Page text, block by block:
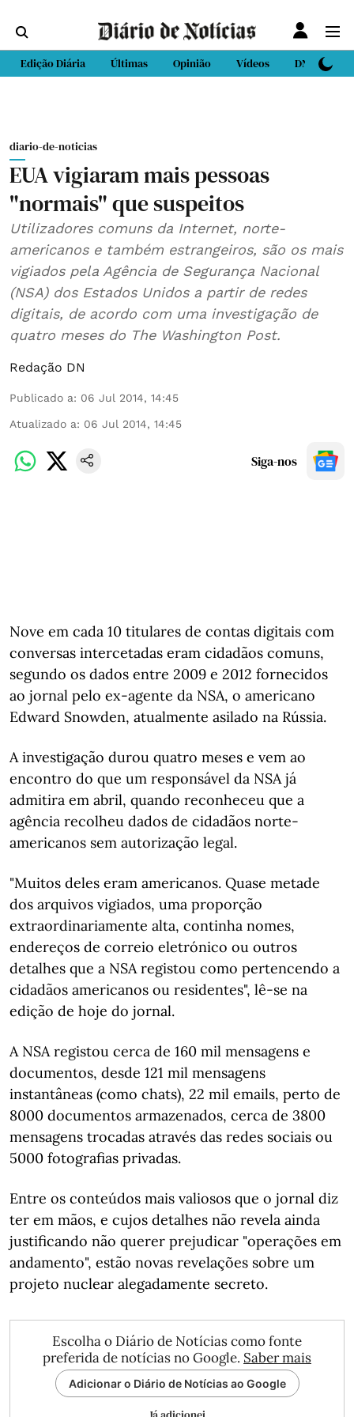
Edição Diária Últimas Opinião Vídeos DN Sport
diario-de-noticias
EUA vigiaram mais pessoas
"normais" que suspeitos
Utilizadores comuns da Internet, norte-
americanos e também estrangeiros, são os mais
vigiados pela Agência de Segurança Nacional
(NSA) dos Estados Unidos a partir de redes
digitais, de acordo com uma investigação de
quatro meses do The Washington Post.
Redação DN
Publicado a: 06 Jul 2014, 14:45
Atualizado a: 06 Jul 2014, 14:45
Siga-nos
Nove em cada 10 titulares de contas digitais com
conversas intercetadas eram cidadãos comuns,
segundo os dados entre 2009 e 2012 fornecidos
ao jornal pelo ex-agente da NSA, o americano
Edward Snowden, atualmente asilado na Rússia.
A investigação durou quatro meses e vem ao
encontro do que um responsável da NSA já
admitira em abril, quando reconheceu que a
agência recolheu dados de cidadãos norte-
americanos sem autorização legal.
"Muitos deles eram americanos. Quase metade
dos arquivos vigiados, uma proporção
extraordinariamente alta, continha nomes,
endereços de correio eletrónico ou outros
detalhes que a NSA registou como pertencendo a
cidadãos americanos ou residentes", lê-se na
edição de hoje do jornal.
A NSA registou cerca de 160 mil mensagens e
documentos, desde 121 mil mensagens
instantâneas (como chats), 22 mil emails, perto de
8000 documentos armazenados, cerca de 3800
mensagens trocadas através das redes sociais ou
5000 fotografias privadas.
Entre os conteúdos mais valiosos que o jornal diz
ter em mãos, e cujos detalhes não revela ainda
justificando não querer prejudicar "operações em
andamento", estão novas revelações sobre um
projeto nuclear alegadamente secreto.
Escolha o Diário de Notícias como fonte
preferida de notícias no Google. Saber mais
Adicionar o Diário de Notícias ao Google